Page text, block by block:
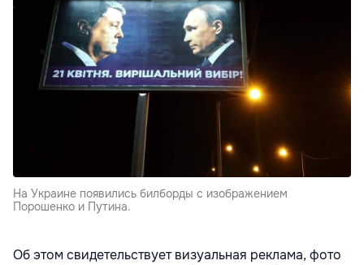
На Украине появились билборды с изображением
Порошенко и Путина.
Об этом свидетельствует визуальная реклама, фото